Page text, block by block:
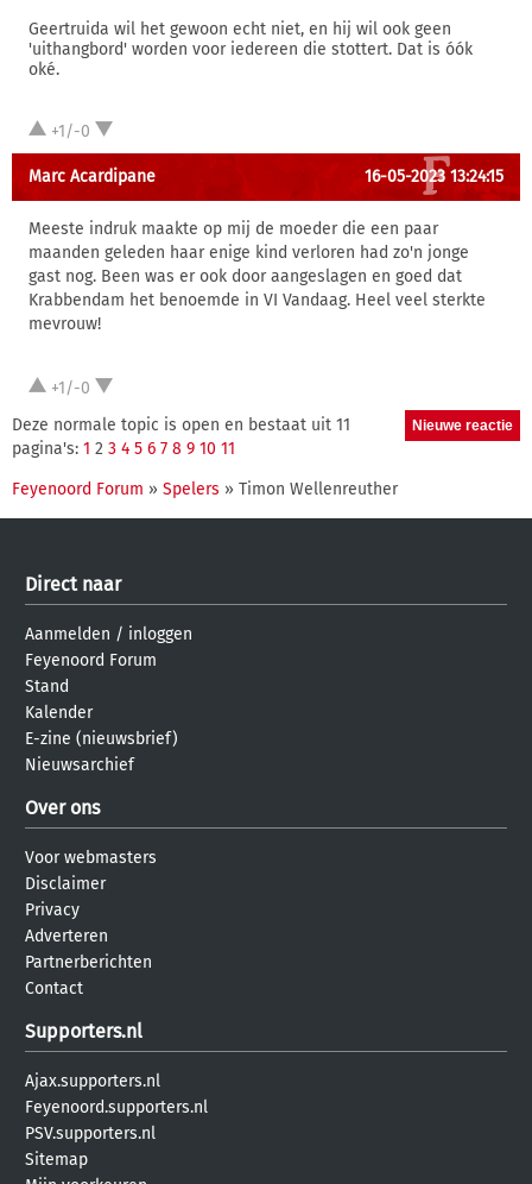
Geertruida wil het gewoon echt niet, en hij wil ook geen
'uithangbord' worden voor iedereen die stottert. Dat is óók
oké.
+1/-0
Marc Acardipane 16-05-2023 13:24:15
Meeste indruk maakte op mij de moeder die een paar
maanden geleden haar enige kind verloren had zo'n jonge
gast nog. Been was er ook door aangeslagen en goed dat
Krabbendam het benoemde in VI Vandaag. Heel veel sterkte
mevrouw!
+1/-0
Deze normale topic is open en bestaat uit 11
pagina's: 1 2 3 4 5 6 7 8 9 10 11
Feyenoord Forum » Spelers » Timon Wellenreuther
Direct naar
Aanmelden / inloggen
Feyenoord Forum
Stand
Kalender
E-zine (nieuwsbrief)
Nieuwsarchief
Over ons
Voor webmasters
Disclaimer
Privacy
Adverteren
Partnerberichten
Contact
Supporters.nl
Ajax.supporters.nl
Feyenoord.supporters.nl
PSV.supporters.nl
Sitemap